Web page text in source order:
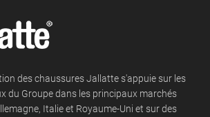
des chaussures Jallatte s'appuie sur les
du Groupe dans les principaux marchés
Italie et Royaume-Uni et sur des